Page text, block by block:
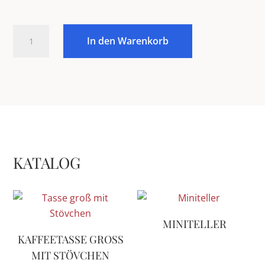
Menge
In den Warenkorb
KATALOG
KAFFEETASSE GROSS M
IT STÖVCHEN
MINITELLER